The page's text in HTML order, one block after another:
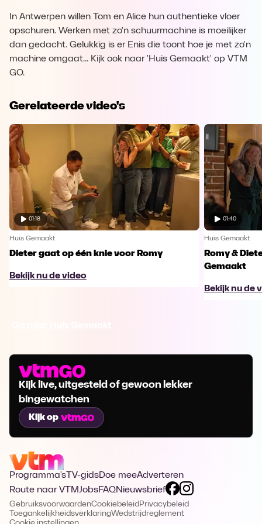
In Antwerpen willen Tom en Alice hun authentieke vloer
opschuren. Werken met zo'n schuurmachine is moeilijker
dan gedacht. Gelukkig is er Enis die toont hoe je met zo'n
machine omgaat... Kijk ook naar 'Huis Gemaakt' op VTM
GO.
Gerelateerde video's
01:18
Huis Gemaakt
Dieter gaat op één knie voor Romy
Bekijk nu de video
01:40
Huis Gemaakt
Romy &
Gemaakt
Bekijk nu de
Kijk live, uitgesteld of gewoon lekker
bingewatchen
Kijk op
Programma's TV-gidsDoe meeAdverteren
Route naar VTMJobsFAQNieuwsbrief
GebruiksvoorwaardenCookiebeleid Privacybeleid
ToegankelijkheidsverklaringWedstrijdreglement